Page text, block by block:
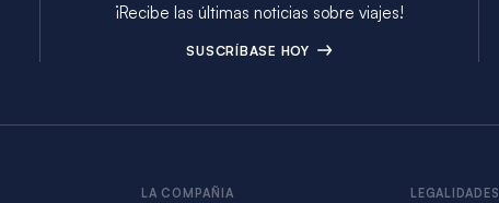
¡Recibe las últimas noticias sobre viajes!
SUSCRÍBASE HOY
LA COMPAÑIA LEGALIDADES